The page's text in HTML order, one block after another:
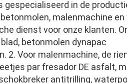
gespecialiseerd in de
malenmachine en
dienst voor onze klanten.
betonmolen dynapac
Voor malenmachine, de
par fresador DE asfalt,
antitrilling,